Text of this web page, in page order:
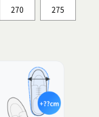
270 275